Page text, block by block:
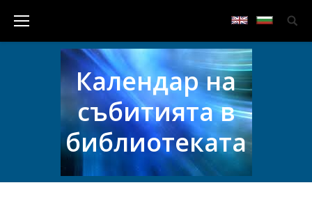
Календар на
събитията в
библиотеката